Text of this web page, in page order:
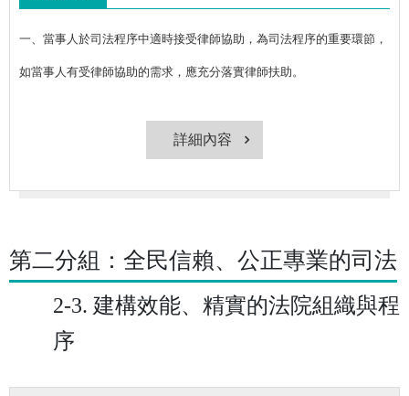
一、當事人於司法程序中適時接受律師協助，為司法程序的重要環節，
如當事人有受律師協助的需求，應充分落實律師扶助。
詳細內容
第二分組：全民信賴、公正專業的司法
2-3. 建構效能、精實的法院組織與程
序